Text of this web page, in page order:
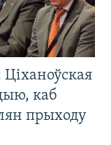
каб
прыходу